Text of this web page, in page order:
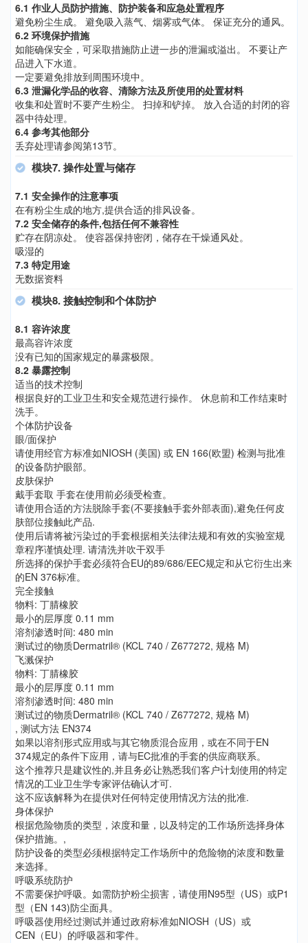
6.1 作业人员防护措施、防护装备和应急处置程序
避免粉尘生成。 避免吸入蒸气、烟雾或气体。 保证充分的通风。
6.2 环境保护措施
如能确保安全，可采取措施防止进一步的泄漏或溢出。 不要让产
品进入下水道。
一定要避免排放到周围环境中。
6.3 泄漏化学品的收容、清除方法及所使用的处置材料
收集和处置时不要产生粉尘。 扫掉和铲掉。 放入合适的封闭的容
器中待处理。
6.4 参考其他部分
丢弃处理请参阅第13节。
模块7. 操作处置与储存
7.1 安全操作的注意事项
在有粉尘生成的地方,提供合适的排风设备。
7.2 安全储存的条件,包括任何不兼容性
贮存在阴凉处。 使容器保持密闭，储存在干燥通风处。
吸湿的
7.3 特定用途
无数据资料
模块8. 接触控制和个体防护
8.1 容许浓度
最高容许浓度
没有已知的国家规定的暴露极限。
8.2 暴露控制
适当的技术控制
根据良好的工业卫生和安全规范进行操作。 休息前和工作结束时
洗手。
个体防护设备
眼/面保护
请使用经官方标准如NIOSH (美国) 或 EN 166(欧盟) 检测与批准
的设备防护眼部。
皮肤保护
戴手套取 手套在使用前必须受检查。
请使用合适的方法脱除手套(不要接触手套外部表面),避免任何皮
肤部位接触此产品.
使用后请将被污染过的手套根据相关法律法规和有效的实验室规
章程序谨慎处理. 请清洗并吹干双手
所选择的保护手套必须符合EU的89/686/EEC规定和从它衍生出来
的EN 376标准。
完全接触
物料: 丁腈橡胶
最小的层厚度 0.11 mm
溶剂渗透时间: 480 min
测试过的物质Dermatril® (KCL 740 / Z677272, 规格 M)
飞溅保护
物料: 丁腈橡胶
最小的层厚度 0.11 mm
溶剂渗透时间: 480 min
测试过的物质Dermatril® (KCL 740 / Z677272, 规格 M)
, 测试方法 EN374
如果以溶剂形式应用或与其它物质混合应用，或在不同于EN
374规定的条件下应用，请与EC批准的手套的供应商联系。
这个推荐只是建议性的,并且务必让熟悉我们客户计划使用的特定
情况的工业卫生学专家评估确认才可.
这不应该解释为在提供对任何特定使用情况方法的批准.
身体保护
根据危险物质的类型，浓度和量，以及特定的工作场所选择身体
保护措施。,
防护设备的类型必须根据特定工作场所中的危险物的浓度和数量
来选择。
呼吸系统防护
不需要保护呼吸。如需防护粉尘损害，请使用N95型（US）或P1
型（EN 143)防尘面具。
呼吸器使用经过测试并通过政府标准如NIOSH（US）或
CEN（EU）的呼吸器和零件。